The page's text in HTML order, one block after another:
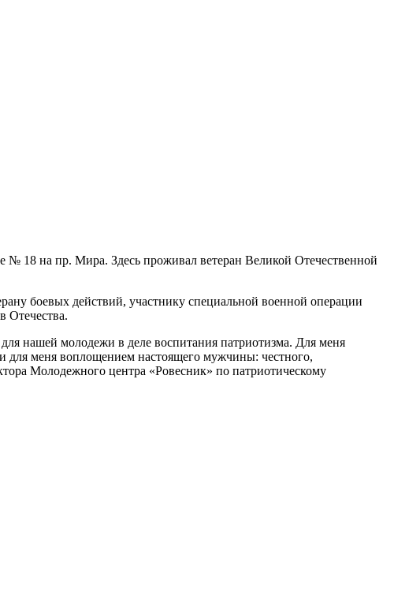
18 на пр. Мира. Здесь проживал ветеран Великой Отечественной
боевых действий, участнику специальной военной операции
Отечества.
нашей молодежи в деле воспитания патриотизма. Для меня
меня воплощением настоящего мужчины: честного,
Молодежного центра «Ровесник» по патриотическому